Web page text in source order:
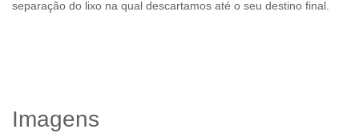
separação do lixo na qual descartamos até o seu destino final.
Imagens